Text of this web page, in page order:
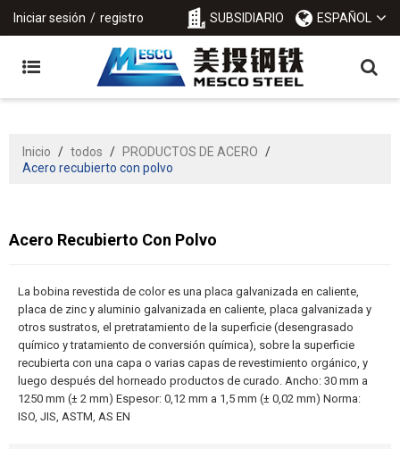
Iniciar sesión / registro SUBSIDIARIO ESPAÑOL
Inicio / todos / PRODUCTOS DE ACERO /
Acero recubierto con polvo
Acero Recubierto Con Polvo
La bobina revestida de color es una placa galvanizada en caliente,
placa de zinc y aluminio galvanizada en caliente, placa galvanizada y
otros sustratos, el pretratamiento de la superficie (desengrasado
químico y tratamiento de conversión química), sobre la superficie
recubierta con una capa o varias capas de revestimiento orgánico, y
luego después del horneado productos de curado. Ancho: 30 mm a
1250 mm (± 2 mm) Espesor: 0,12 mm a 1,5 mm (± 0,02 mm) Norma:
ISO, JIS, ASTM, AS EN